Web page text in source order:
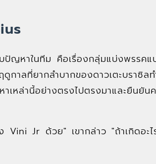
ปัญหาในทีม คือเรื่องกลุ่มแบ่งพรร
าลที่ยากลำบากของดาวเตะบราซิล
านี้อย่างตรงไปตรงมาและยืนยันค
Jr ด้วย" เขากล่าว "ถ้าเกิดอะไ